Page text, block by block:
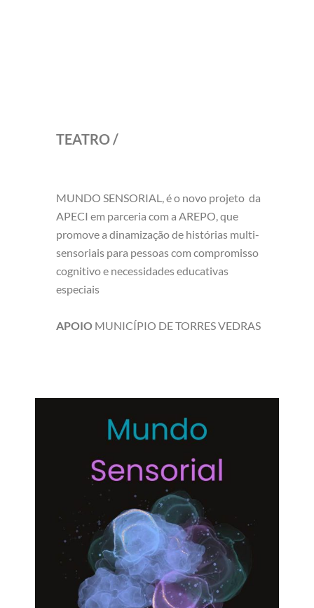
TEATRO /
MUNDO SENSORIAL, é o novo projeto da
APECI em parceria com a AREPO, que
promove a dinamização de histórias multi-
sensoriais para pessoas com compromisso
cognitivo e necessidades educativas
especiais
APOIO MUNICÍPIO DE TORRES VEDRAS